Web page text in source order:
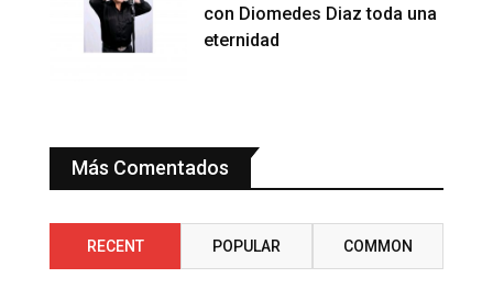
con Diomedes Diaz toda una
eternidad
Más Comentados
RECENT POPULAR COMMON